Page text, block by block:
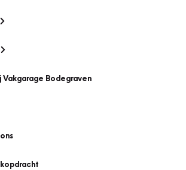
Vakgarage Bodegraven